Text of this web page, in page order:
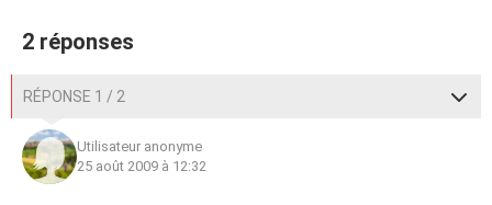
2 réponses
RÉPONSE 1 / 2
Utilisateur anonyme
25 août 2009 à 12:32